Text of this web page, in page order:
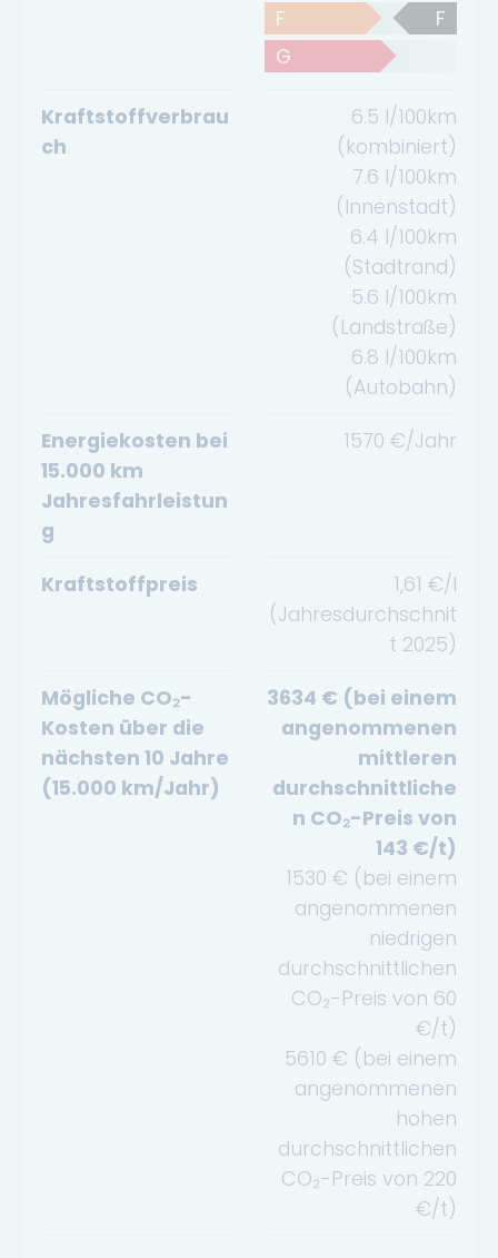
F
F
G
Kraftstoffverbrau
ch
6.5 l/100km
(kombiniert)
7.6 l/100km
(Innenstadt)
6.4 l/100km
(Stadtrand)
5.6 l/100km
(Landstraße)
6.8 l/100km
(Autobahn)
Energiekosten bei
15.000 km
Jahresfahrleistun
g
1570 €/Jahr
Kraftstoffpreis 1,61 €/l
(Jahresdurchschnit
t 2025)
Mögliche CO₂-
Kosten über die
nächsten 10 Jahre
(15.000 km/Jahr)
3634 € (bei einem
angenommenen
mittleren
durchschnittliche
n CO₂-Preis von
143 €/t)
1530 € (bei einem
angenommenen
niedrigen
durchschnittlichen
CO₂-Preis von 60
€/t)
5610 € (bei einem
angenommenen
hohen
durchschnittlichen
CO₂-Preis von 220
€/t)